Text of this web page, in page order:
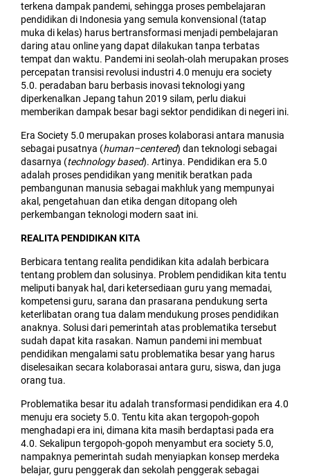
terkena dampak pandemi, sehingga proses pembelajaran
pendidikan di Indonesia yang semula konvensional (tatap
muka di kelas) harus bertransformasi menjadi pembelajaran
daring atau online yang dapat dilakukan tanpa terbatas
tempat dan waktu. Pandemi ini seolah-olah merupakan proses
percepatan transisi revolusi industri 4.0 menuju era society
5.0. peradaban baru berbasis inovasi teknologi yang
diperkenalkan Jepang tahun 2019 silam, perlu diakui
memberikan dampak besar bagi sektor pendidikan di negeri ini.
Era Society 5.0 merupakan proses kolaborasi antara manusia
sebagai pusatnya (human–centered) dan teknologi sebagai
dasarnya (technology based). Artinya. Pendidikan era 5.0
adalah proses pendidikan yang menitik beratkan pada
pembangunan manusia sebagai makhluk yang mempunyai
akal, pengetahuan dan etika dengan ditopang oleh
perkembangan teknologi modern saat ini.
REALITA PENDIDIKAN KITA
Berbicara tentang realita pendidikan kita adalah berbicara
tentang problem dan solusinya. Problem pendidikan kita tentu
meliputi banyak hal, dari ketersediaan guru yang memadai,
kompetensi guru, sarana dan prasarana pendukung serta
keterlibatan orang tua dalam mendukung proses pendidikan
anaknya. Solusi dari pemerintah atas problematika tersebut
sudah dapat kita rasakan. Namun pandemi ini membuat
pendidikan mengalami satu problematika besar yang harus
diselesaikan secara kolaborasai antara guru, siswa, dan juga
orang tua.
Problematika besar itu adalah transformasi pendidikan era 4.0
menuju era society 5.0. Tentu kita akan tergopoh-gopoh
menghadapi era ini, dimana kita masih berdaptasi pada era
4.0. Sekalipun tergopoh-gopoh menyambut era society 5.0,
nampaknya pemerintah sudah menyiapkan konsep merdeka
belajar, guru penggerak dan sekolah penggerak sebagai